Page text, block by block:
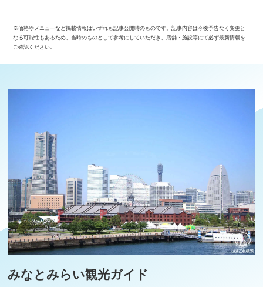
※価格やメニューなど掲載情報はいずれも記事公開時のものです。記事内容は今後予告なく変更と
なる可能性もあるため、当時のものとして参考にしていただき、店舗・施設等にて必ず最新情報を
ご確認ください。
みなとみらい観光ガイド